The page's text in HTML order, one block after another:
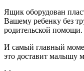
Ящик оборудован
Вашему ребенку без
родительской помощи.
И самый главный
это доставит малышу